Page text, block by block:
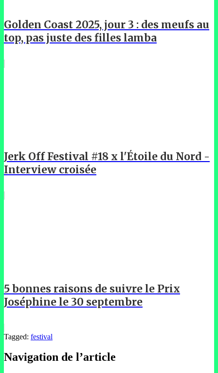
Golden Coast 2025, jour 3 : des meufs au
top, pas juste des filles lamba
Jerk Off Festival #18 x l'Étoile du Nord -
Interview croisée
5 bonnes raisons de suivre le Prix
Joséphine le 30 septembre
Tagged: festival
Navigation de l’article